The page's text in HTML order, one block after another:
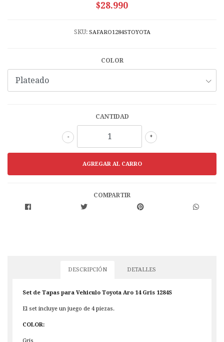
$28.990
SKU: SAFARO1284STOYOTA
COLOR
CANTIDAD
+
-
COMPARTIR
DESCRIPCIÓN DETALLES
Set de Tapas para Vehiculo Toyota Aro 14 Gris 1284S
El set incluye un juego de 4 piezas.
COLOR: